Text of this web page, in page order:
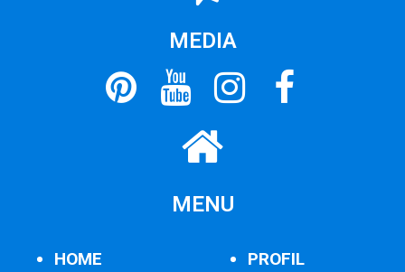
MEDIA
MENU
HOME PROFIL